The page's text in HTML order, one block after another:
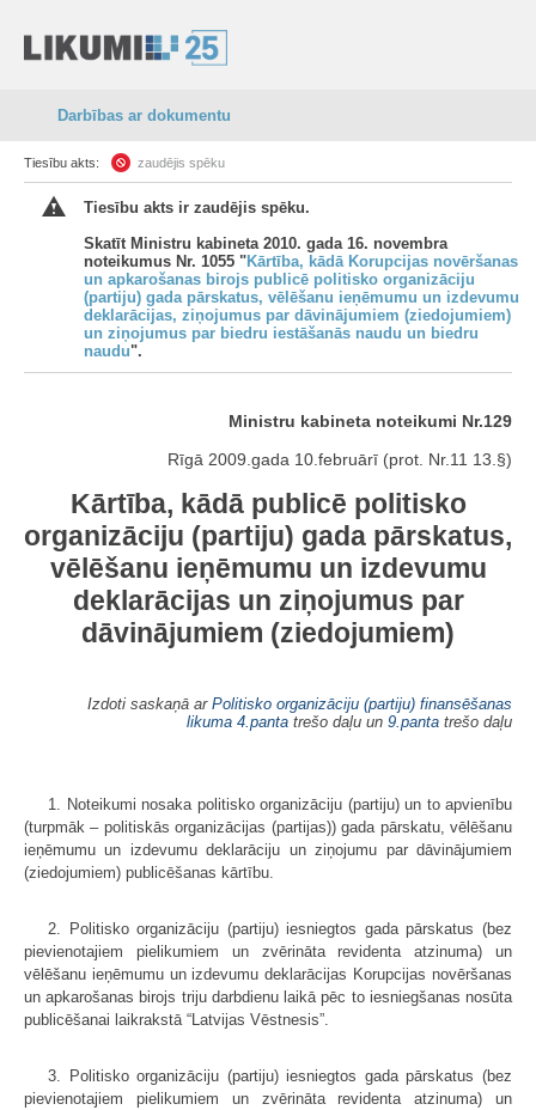
Darbības ar dokumentu
Tiesību akts: zaudējis spēku
Tiesību akts ir zaudējis spēku.
Skatīt Ministru kabineta 2010. gada 16. novembra
noteikumus Nr. 1055 "Kārtība, kādā Korupcijas novēršanas
un apkarošanas birojs publicē politisko organizāciju
(partiju) gada pārskatus, vēlēšanu ieņēmumu un izdevumu
deklarācijas, ziņojumus par dāvinājumiem (ziedojumiem)
un ziņojumus par biedru iestāšanās naudu un biedru
naudu".
Ministru kabineta noteikumi Nr.129
Rīgā 2009.gada 10.februārī (prot. Nr.11 13.§)
Kārtība, kādā publicē politisko
organizāciju (partiju) gada pārskatus,
vēlēšanu ieņēmumu un izdevumu
deklarācijas un ziņojumus par
dāvinājumiem (ziedojumiem)
Izdoti saskaņā ar Politisko organizāciju (partiju) finansēšanas
likuma 4.panta trešo daļu un 9.panta trešo daļu
1. Noteikumi nosaka politisko organizāciju (partiju) un to apvienību
(turp­māk – politiskās organizācijas (partijas)) gada pārskatu, vēlēšanu
ieņēmumu un izdevumu deklarāciju un ziņojumu par dāvinājumiem
(ziedojumiem) publicē­šanas kārtību.
2. Politisko organizāciju (partiju) iesniegtos gada pārskatus (bez
pievie­notajiem pielikumiem un zvērināta revidenta atzinuma) un
vēlēšanu ieņē­mumu un izdevumu deklarācijas Korupcijas novēršanas
un apkarošanas birojs triju darbdienu laikā pēc to iesniegšanas nosūta
publicēšanai laikrakstā “Lat­vijas Vēstnesis”.
3. Politisko organizāciju (partiju) iesniegtos gada pārskatus (bez
pievie­notajiem pielikumiem un zvērināta revidenta atzinuma) un